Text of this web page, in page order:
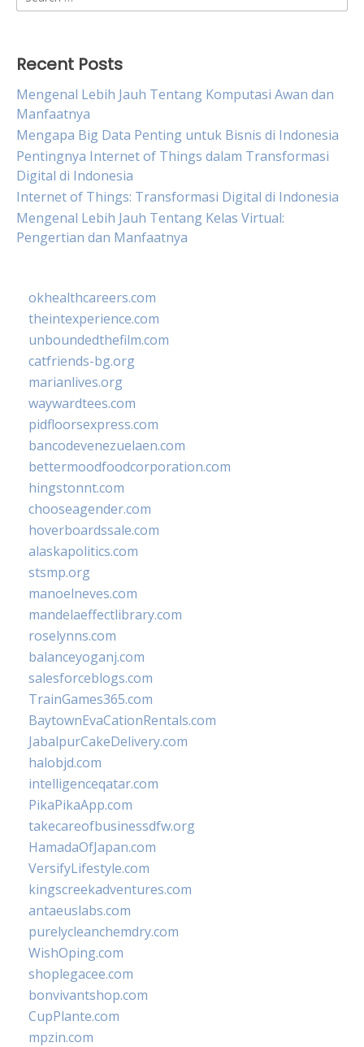
for:
Recent Posts
Mengenal Lebih Jauh Tentang Komputasi Awan dan
Manfaatnya
Mengapa Big Data Penting untuk Bisnis di Indonesia
Pentingnya Internet of Things dalam Transformasi
Digital di Indonesia
Internet of Things: Transformasi Digital di Indonesia
Mengenal Lebih Jauh Tentang Kelas Virtual:
Pengertian dan Manfaatnya
okhealthcareers.com
theintexperience.com
unboundedthefilm.com
catfriends-bg.org
marianlives.org
waywardtees.com
pidfloorsexpress.com
bancodevenezuelaen.com
bettermoodfoodcorporation.com
hingstonnt.com
chooseagender.com
hoverboardssale.com
alaskapolitics.com
stsmp.org
manoelneves.com
mandelaeffectlibrary.com
roselynns.com
balanceyoganj.com
salesforceblogs.com
TrainGames365.com
BaytownEvaCationRentals.com
JabalpurCakeDelivery.com
halobjd.com
intelligenceqatar.com
PikaPikaApp.com
takecareofbusinessdfw.org
HamadaOfJapan.com
VersifyLifestyle.com
kingscreekadventures.com
antaeuslabs.com
purelycleanchemdry.com
WishOping.com
shoplegacee.com
bonvivantshop.com
CupPlante.com
mpzin.com